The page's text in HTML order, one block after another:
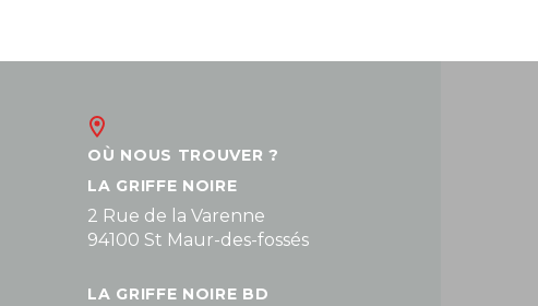
OÙ NOUS TROUVER ?
LA GRIFFE NOIRE
2 Rue de la Varenne
94100 St Maur-des-fossés
LA GRIFFE NOIRE BD